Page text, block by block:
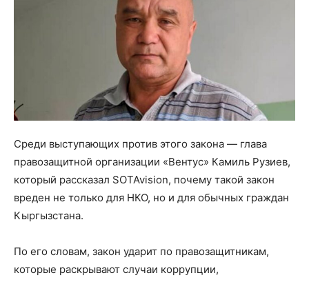
Среди выступающих против этого закона — глава
правозащитной организации «Вентус» Камиль Рузиев,
который рассказал SOTAvision, почему такой закон
вреден не только для НКО, но и для обычных граждан
Кыргызстана.
По его словам, закон ударит по правозащитникам,
которые раскрывают случаи коррупции,